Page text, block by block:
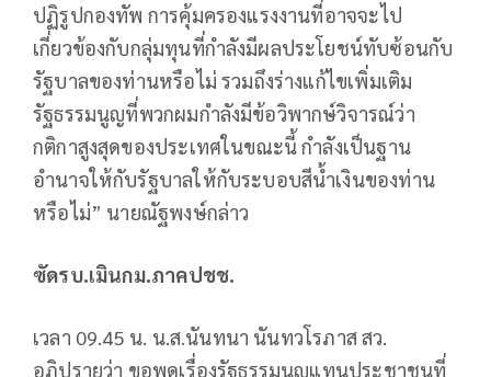
ปฏิรูปกองทัพ การคุ้มครองแรงงานที่อาจจะไป
เกี่ยวข้องกับกลุ่มทุนที่กำลังมีผลประโยชน์ทับซ้อนกับ
รัฐบาลของท่านหรือไม่ รวมถึงร่างแก้ไขเพิ่มเติม
รัฐธรรมนูญที่พวกผมกำลังมีข้อวิพากษ์วิจารณ์ว่า
กติกาสูงสุดของประเทศในขณะนี้ กำลังเป็นฐาน
อำนาจให้กับรัฐบาลให้กับระบอบสีน้ำเงินของท่าน
หรือไม่” นายณัฐพงษ์กล่าว
ซัดรบ.เมินกม.ภาคปชช.
เวลา 09.45 น. น.ส.นันทนา นันทวโรภาส สว.
อภิปรายว่า ขอพูดเรื่องรัฐธรรมนูญแทนประชาชนที่